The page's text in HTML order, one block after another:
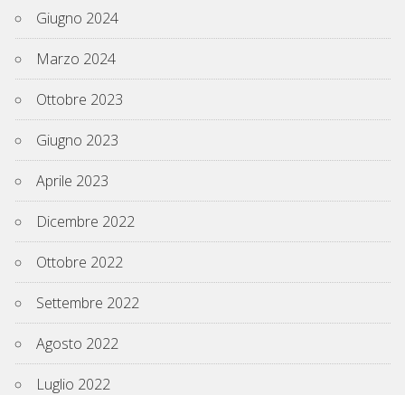
Giugno 2024
Marzo 2024
Ottobre 2023
Giugno 2023
Aprile 2023
Dicembre 2022
Ottobre 2022
Settembre 2022
Agosto 2022
Luglio 2022